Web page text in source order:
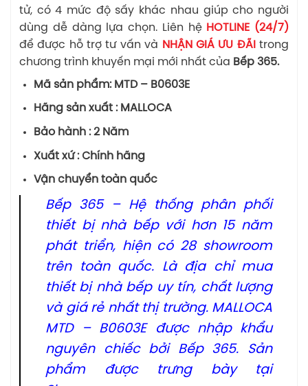
tử, có 4 mức độ sấy khác nhau giúp cho người
dùng dễ dàng lựa chọn. Liên hệ HOTLINE (24/7)
để được hỗ trợ tư vấn và NHẬN GIÁ ƯU ĐÃI trong
chương trình khuyến mại mới nhất của Bếp 365.
Mã sản phẩm: MTD – B0603E
Hãng sản xuất : MALLOCA
Bảo hành : 2 Năm
Xuất xứ : Chính hãng
Vận chuyển toàn quốc
Bếp 365 – Hệ thống phân phối
thiết bị nhà bếp với hơn 15 năm
phát triển, hiện có 28 showroom
trên toàn quốc. Là địa chỉ mua
thiết bị nhà bếp uy tín, chất lượng
và giá rẻ nhất thị trường. MALLOCA
MTD – B0603E được nhập khẩu
nguyên chiếc bởi Bếp 365. Sản
phẩm được trưng bày tại